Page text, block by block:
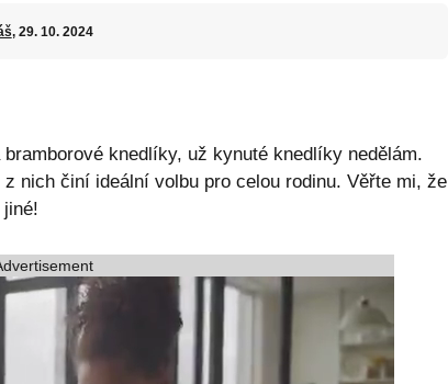
, 29. 10. 2024
knedlíky, už kynuté knedlíky nedělám.
nich činí ideální volbu pro celou rodinu. Věřte mi, že